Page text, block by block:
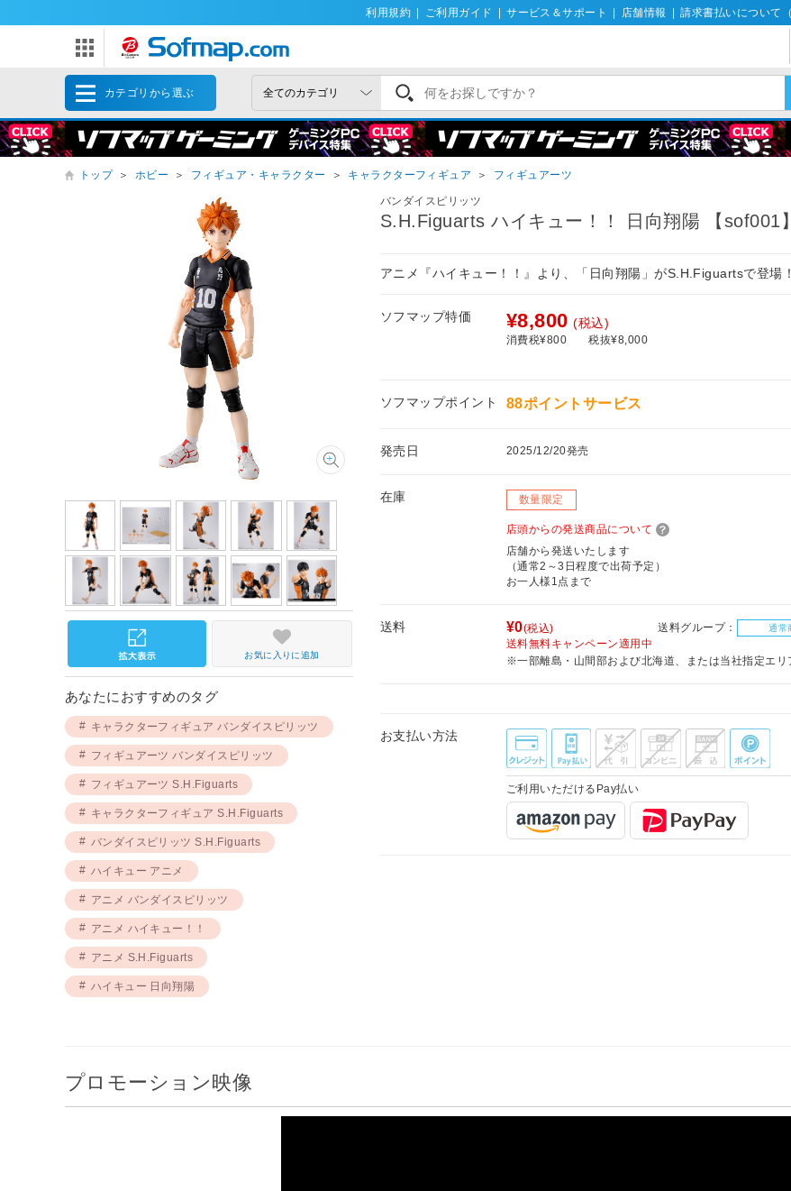
利用規約 ご利用ガイド サービス＆サポート 店舗情報 請求書払いについて
カテゴリから選ぶ
トップ ＞ ホビー ＞ フィギュア・キャラクター ＞ キャラクターフィギュア ＞ フィギュアーツ
バンダイスピリッツ
S.H.Figuarts ハイキュー！！ 日向翔陽 【sof001】
アニメ『ハイキュー！！』より、「日向翔陽」がS.H.Figuartsで登場！
ソフマップ特価 ¥8,800 (税込)
消費税¥800 税抜¥8,000
ソフマップポイント 88ポイントサービス
発売日 2025/12/20発売
在庫 数量限定
店頭からの発送商品について
店舗から発送いたします
（通常2～3日程度で出荷予定）
お一人様1点まで
送料 ¥0(税込) 送料グループ： 通常
送料無料キャンペーン適用中
※一部離島・山間部および北海道、または当社指定エリ
お支払い方法
ご利用いただけるPay払い
お気に入りに追加
あなたにおすすめのタグ
キャラクターフィギュア バンダイスピリッツ
フィギュアーツ バンダイスピリッツ
フィギュアーツ S.H.Figuarts
キャラクターフィギュア S.H.Figuarts
バンダイスピリッツ S.H.Figuarts
ハイキュー アニメ
アニメ バンダイスピリッツ
アニメ ハイキュー！！
アニメ S.H.Figuarts
ハイキュー 日向翔陽
プロモーション映像